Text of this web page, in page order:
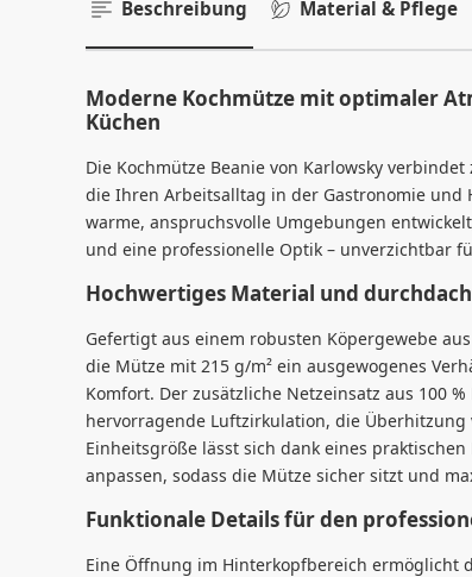
Beschreibung Material & Pflege
Moderne Kochmütze mit optimaler
Küchen
Die Kochmütze Beanie von Karlowsky
die Ihren Arbeitsalltag in der Gastronomie
warme, anspruchsvolle Umgebungen
und eine professionelle Optik – unverzichtbar
Hochwertiges Material und
Gefertigt aus einem robusten Köpergewebe
die Mütze mit 215 g/m² ein ausgewogenes
Komfort. Der zusätzliche Netzeinsatz aus 100
hervorragende Luftzirkulation, die
Einheitsgröße lässt sich dank eines
anpassen, sodass die Mütze sicher sitzt und
Funktionale Details für den
Eine Öffnung im Hinterkopfbereich ermöglicht